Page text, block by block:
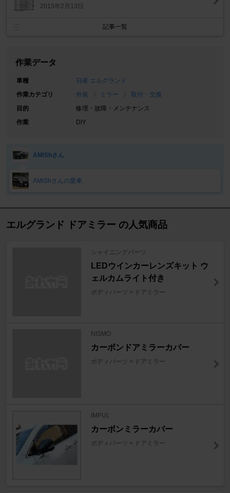
2015年2月13日
記事一覧
作業データ
車種
日産 エルグランド
作業カテゴリ
外装 ミラー
取付・交換
目的
修理・故障・メンテナンス
作業
DIY
AMiShさん
AMiShさんの愛車
エルグランド ドアミラー の人気商品
シャイニングパーツ
LEDウインカーレンズキット ウ
ェルカムライト付き
ボディパーツ > ドアミラー
NISMO
カーボンドアミラーカバー
ボディパーツ > ドアミラー
IMPUL
カーボンミラーカバー
ボディパーツ > ドアミラー